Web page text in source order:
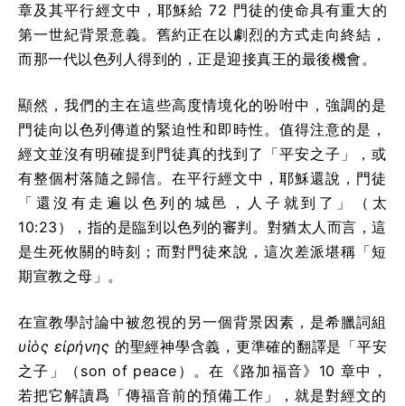
章及其平行經文中，耶穌給 72 門徒的使命具有重大的
第一世紀背景意義。舊約正在以劇烈的方式走向終結，
而那一代以色列人得到的，正是迎接真王的最後機會。
顯然，我們的主在這些高度情境化的吩咐中，強調的是
門徒向以色列傳道的緊迫性和即時性。值得注意的是，
經文並沒有明確提到門徒真的找到了「平安之子」，或
有整個村落隨之歸信。在平行經文中，耶穌還說，門徒
「還沒有走遍以色列的城邑，人子就到了」（太
10:23），指的是臨到以色列的審判。對猶太人而言，這
是生死攸關的時刻；而對門徒來說，這次差派堪稱「短
期宣教之母」。
在宣教學討論中被忽視的另一個背景因素，是希臘詞組
υἱὸς εἰρήνης 的聖經神學含義，更準確的翻譯是「平安
之子」（son of peace）。在《路加福音》10 章中，
若把它解讀爲「傳福音前的預備工作」，就是對經文的